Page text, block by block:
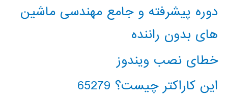
دوره پیشرفته و جامع مهندسی ماشین
های بدون راننده
خطای نصب ویندوز
این کاراکتر چیست؟ 65279